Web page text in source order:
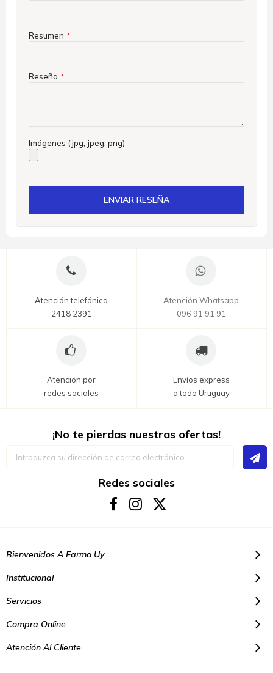
Resumen
Reseña
Imágenes (jpg, jpeg, png)
ENVIAR RESEÑA
Atención telefónica
2418 2391
Atención Whatsapp
096 91 91 91
Atención por
redes sociales
Envíos express
a todo Uruguay
¡No te pierdas nuestras ofertas!
Redes sociales
Bienvenidos A Farma.uy
Institucional
Servicios
Compra Online
Atención Al Cliente